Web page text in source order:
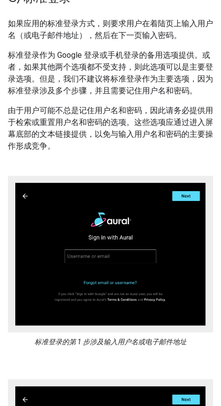
如果应用的标准登录方式，则要求用户在着陆页上输入用户
名（或电子邮件地址），然后在下一页输入密码。
标准登录作为 Google 登录或手机登录的备用选项提供。或
者，如果其他两个选项都不受支持，则此选项可以是主要登
录选项。但是，我们不建议将标准登录作为主要选项，因为
标准登录涉及多个步骤，并且需要记住用户名和密码。
由于用户可能不总是记住用户名和密码，因此请务必提供用
于检索或重置用户名和密码的选项。这些选项应通过进入屏
幕底部的文本链接提供，以免与输入用户名和密码的主要操
作形成竞争。
标准登录的第 1 步涉及输入用户名或电子邮件地址